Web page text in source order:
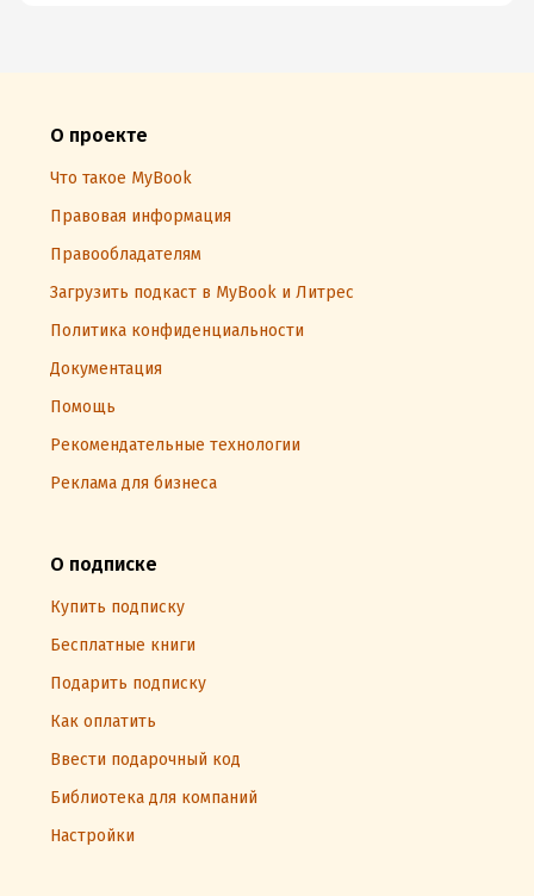
О проекте
Что такое MyBook
Правовая информация
Правообладателям
Загрузить подкаст в MyBook и Литрес
Политика конфиденциальности
Документация
Помощь
Рекомендательные технологии
Реклама для бизнеса
О подписке
Купить подписку
Бесплатные книги
Подарить подписку
Как оплатить
Ввести подарочный код
Библиотека для компаний
Настройки